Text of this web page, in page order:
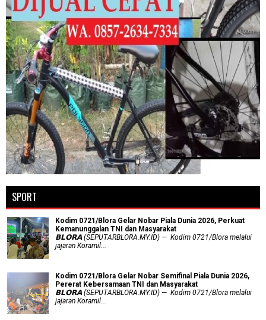
SPORT
Kodim 0721/Blora Gelar Nobar Piala Dunia 2026, Perkuat
Kemanunggalan TNI dan Masyarakat
𝗕𝗟𝗢𝗥𝗔 (SEPUTARBLORA.MY.ID) — Kodim 0721/Blora melalui
jajaran Koramil...
Kodim 0721/Blora Gelar Nobar Semifinal Piala Dunia 2026,
Pererat Kebersamaan TNI dan Masyarakat
𝗕𝗟𝗢𝗥𝗔 (SEPUTARBLORA.MY.ID) — Kodim 0721/Blora melalui
jajaran Koramil...